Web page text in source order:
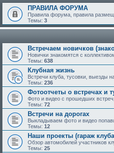
ПРАВИЛА ФОРУМА
Правила форума, правила
Темы: 3
Встречаем новичков
Новички знакомятся с
Темы: 638
Клубная жизнь
Встречи клуба, тусовки, выезды
Темы: 236
Фотоотчеты о встречах и
Фото и видео с прошедших
Темы: 72
Встречи на дорогах
Выкладываем фото и видео
Темы: 12
Наши проекты (гараж
Обзор автомобилей участников
Темы: 25